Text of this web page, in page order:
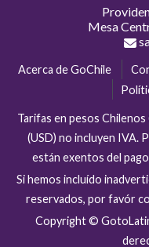
Mesa
Acerca de GoChile
Tarifas en pesos
(USD) no incluyen IVA.
están exentos del
Si hemos incluído
reservados, por favór
Copyright ©